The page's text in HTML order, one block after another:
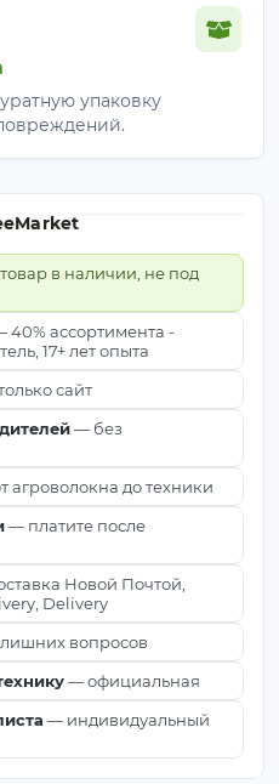
упаковку
в наличии, не под
40% ассортимента -
17+ лет опыта
сайт
— без
агроволокна до техники
— платите после
Новой Почтой,
Delivery
вопросов
— официальная
— индивидуальный